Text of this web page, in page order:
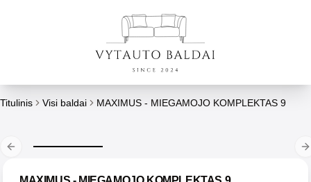
Titulinis Visi baldai MAXIMUS - MIEGAMOJO KOMPLEKTAS 9
Previous slide